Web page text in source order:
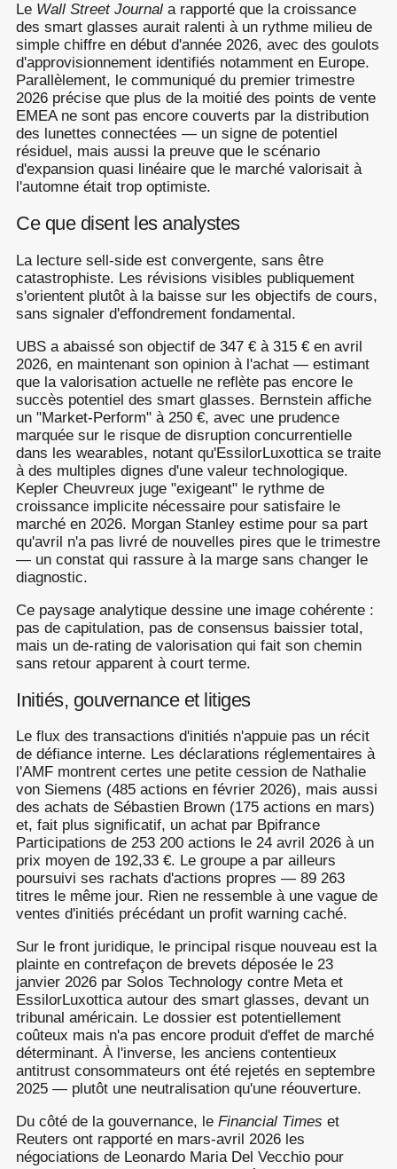
Le Wall Street Journal a rapporté que la croissance
des smart glasses aurait ralenti à un rythme milieu de
simple chiffre en début d'année 2026, avec des goulots
d'approvisionnement identifiés notamment en Europe.
Parallèlement, le communiqué du premier trimestre
2026 précise que plus de la moitié des points de vente
EMEA ne sont pas encore couverts par la distribution
des lunettes connectées — un signe de potentiel
résiduel, mais aussi la preuve que le scénario
d'expansion quasi linéaire que le marché valorisait à
l'automne était trop optimiste.
Ce que disent les analystes
La lecture sell-side est convergente, sans être
catastrophiste. Les révisions visibles publiquement
s'orientent plutôt à la baisse sur les objectifs de cours,
sans signaler d'effondrement fondamental.
UBS a abaissé son objectif de 347 € à 315 € en avril
2026, en maintenant son opinion à l'achat — estimant
que la valorisation actuelle ne reflète pas encore le
succès potentiel des smart glasses. Bernstein affiche
un "Market-Perform" à 250 €, avec une prudence
marquée sur le risque de disruption concurrentielle
dans les wearables, notant qu'EssilorLuxottica se traite
à des multiples dignes d'une valeur technologique.
Kepler Cheuvreux juge "exigeant" le rythme de
croissance implicite nécessaire pour satisfaire le
marché en 2026. Morgan Stanley estime pour sa part
qu'avril n'a pas livré de nouvelles pires que le trimestre
— un constat qui rassure à la marge sans changer le
diagnostic.
Ce paysage analytique dessine une image cohérente :
pas de capitulation, pas de consensus baissier total,
mais un de-rating de valorisation qui fait son chemin
sans retour apparent à court terme.
Initiés, gouvernance et litiges
Le flux des transactions d'initiés n'appuie pas un récit
de défiance interne. Les déclarations réglementaires à
l'AMF montrent certes une petite cession de Nathalie
von Siemens (485 actions en février 2026), mais aussi
des achats de Sébastien Brown (175 actions en mars)
et, fait plus significatif, un achat par Bpifrance
Participations de 253 200 actions le 24 avril 2026 à un
prix moyen de 192,33 €. Le groupe a par ailleurs
poursuivi ses rachats d'actions propres — 89 263
titres le même jour. Rien ne ressemble à une vague de
ventes d'initiés précédant un profit warning caché.
Sur le front juridique, le principal risque nouveau est la
plainte en contrefaçon de brevets déposée le 23
janvier 2026 par Solos Technology contre Meta et
EssilorLuxottica autour des smart glasses, devant un
tribunal américain. Le dossier est potentiellement
coûteux mais n'a pas encore produit d'effet de marché
déterminant. À l'inverse, les anciens contentieux
antitrust consommateurs ont été rejetés en septembre
2025 — plutôt une neutralisation qu'une réouverture.
Du côté de la gouvernance, le Financial Times et
Reuters ont rapporté en mars-avril 2026 les
négociations de Leonardo Maria Del Vecchio pour